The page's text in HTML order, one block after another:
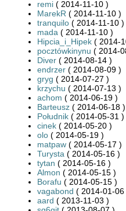
remi ( 2014-11-10 )
MarekR ( 2014-11-10 )
tranquilo ( 2014-11-10 )
mada ( 2014-11-10 )
Hipcia_i_Hipek ( 2014-
pocztówkinynu ( 2014-
Diver ( 2014-08-14 )
endrzer ( 2014-08-09 )
gryg ( 2014-07-27 )
krzychu ( 2014-07-13 )
achom ( 2014-06-19 )
Barteusz ( 2014-06-18 )
Południk ( 2014-05-31 )
cinek ( 2014-05-20 )
olo ( 2014-05-19 )
matpaw ( 2014-05-17 )
Turysta ( 2014-05-16 )
tytan ( 2014-05-16 )
Almon ( 2014-05-15 )
Borafu ( 2014-05-15 )
vagabond ( 2014-01-06
aard ( 2013-11-03 )